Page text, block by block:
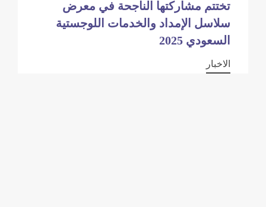
تختتم مشاركتها الناجحة في معرض
سلاسل الإمداد والخدمات اللوجستية
السعودي 2025
الاخبار